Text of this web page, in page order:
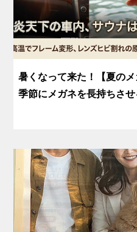
暑くなって来た！【夏の
季節にメガネを長持ちさ